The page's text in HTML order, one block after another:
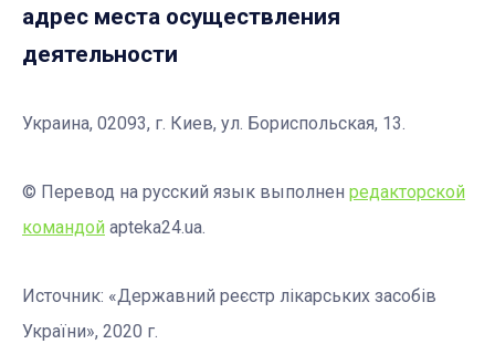
адрес места осуществления
деятельности
Украина, 02093, г. Киев, ул. Бориспольская, 13.
© Перевод на русский язык выполнен редакторской
командой apteka24.ua.
Источник: «Державний реєстр лікарських засобів
України», 2020 г.